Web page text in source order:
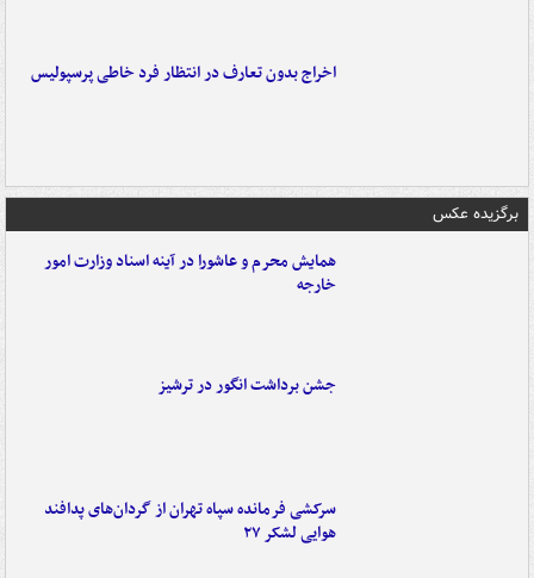
اخراج بدون تعارف در انتظار فرد خاطی پرسپولیس
برگزیده عکس
همایش محرم و عاشورا در آینه اسناد وزارت امور
خارجه
جشن برداشت انگور در ترشیز
سرکشی فرمانده سپاه تهران از گردان‌های پدافند
هوایی لشکر ۲۷